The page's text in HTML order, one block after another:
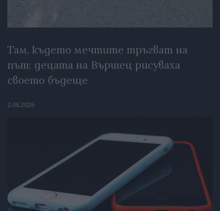
Там, където мечтите тръгват на
път: децата на Вършец рисуваха
своето бъдеще
2.08.2026